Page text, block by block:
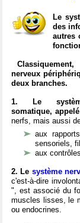
Le
des
autres
nerveux
deux branches.
1. Le
somatique,
nerfs, mais aussi
aux
sensoriels,
aux
2. Le système
c'est-à-dire
", est associé du
muscles lisses, le
ou endocrines.